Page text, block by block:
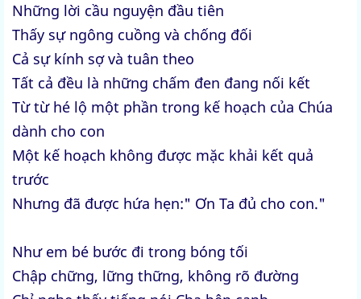
Những lời cầu nguyện đầu tiên
Thấy sự ngông cuồng và chống đối
Cả sự kính sợ và tuân theo
Tất cả đều là những chấm đen đang nối kết
Từ từ hé lộ một phần trong kế hoạch của Chúa
dành cho con
Một kế hoạch không được mặc khải kết quả
trước
Nhưng đã được hứa hẹn:" Ơn Ta đủ cho con."
Như em bé bước đi trong bóng tối
Chập chững, lững thững, không rõ đường